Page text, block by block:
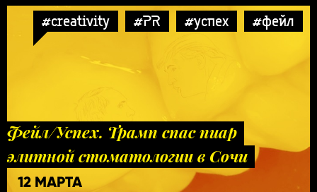
#creativity #PR #успех #фейл
Фейл/Успех. Трамп спас пиар
элитной стоматологии в Сочи
12 МАРТА